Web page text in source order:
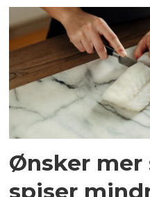
Ønsker mer
spiser